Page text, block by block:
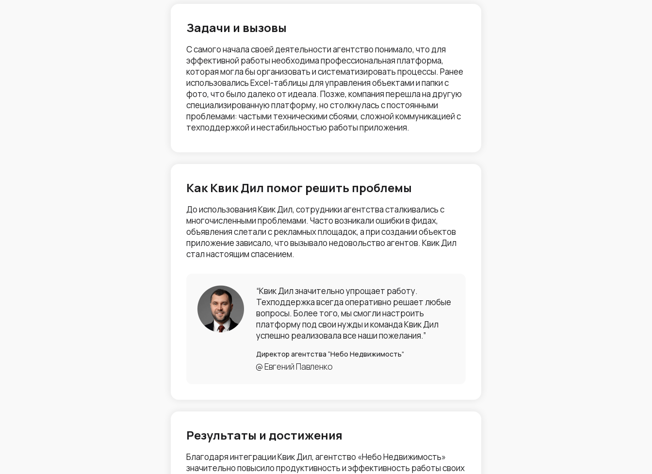
С самого начала своей деятельности агентство понимало, что для
эффективной работы необходима профессиональная платформа,
которая могла бы организовать и систематизировать процессы. Ранее
использовались Excel-таблицы для управления объектами и папки с
фото, что было далеко от идеала. Позже, компания перешла на другую
специализированную платформу, но столкнулась с постоянными
проблемами: частыми техническими сбоями, сложной коммуникацией с
техподдержкой и нестабильностью работы приложения.
Задачи и вызовы
До использования Квик Дил, сотрудники агентства сталкивались с
многочисленными проблемами. Часто возникали ошибки в фидах,
объявления слетали с рекламных площадок, а при создании объектов
приложение зависало, что вызывало недовольство агентов. Квик Дил
стал настоящим спасением.
Как Квик Дил помог решить проблемы
“Квик Дил значительно упрощает работу.
Техподдержка всегда оперативно решает любые
вопросы. Более того, мы смогли настроить
платформу под свои нужды и команда Квик Дил
успешно реализовала все наши пожелания.”
@ Евгений Павленко
Директор агентства “Небо Недвижимость”
Благодаря интеграции Квик Дил, агентство «Небо Недвижимость»
значительно повысило продуктивность и эффективность работы своих
Результаты и достижения